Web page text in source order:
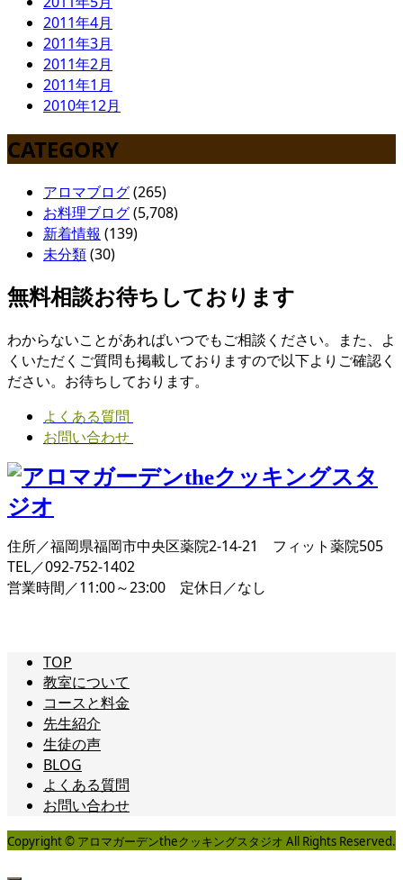
2011年4月
2011年3月
2011年2月
2011年1月
2010年12月
CATEGORY
アロマブログ(265)
お料理ブログ(5,708)
新着情報 (139)
未分類(30)
無料相談お待ちしております
わからないことがあればいつでもご相談ください。また、よ
くいただくご質問も掲載しておりますので以下よりご確認く
ださい。お待ちしております。
よくある質問
お問い合わせ
住所／福岡県福岡市中央区薬院2-14-21 フィット薬院505
TEL／092-752-1402
営業時間／11:00～23:00 定休日／なし
TOP
教室について
コースと料金
先生紹介
生徒の声
BLOG
よくある質問
お問い合わせ
Copyright © アロマガーデンtheクッキングスタジオ All Rights Reserved.